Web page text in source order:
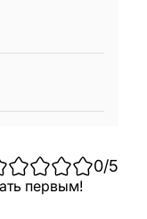
0/5
первым!